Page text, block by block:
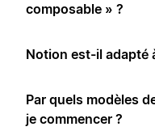
composable » ?
Notion est-il adapté
Par quels modèles
je commencer ?